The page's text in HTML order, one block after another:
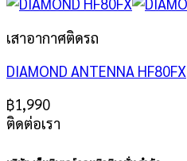
เสาอากาศติดรถ
DIAMOND ANTENNA HF80FX
฿1,990
ติดต่อเรา